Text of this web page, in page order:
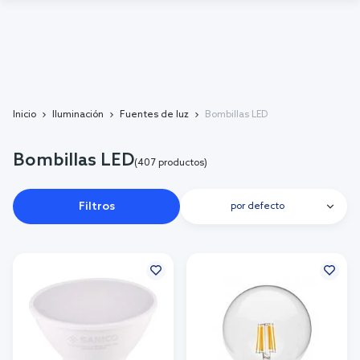
Inicio Iluminación Fuentes de luz Bombillas LED
Bombillas LED(407 productos)
Filtros por defecto